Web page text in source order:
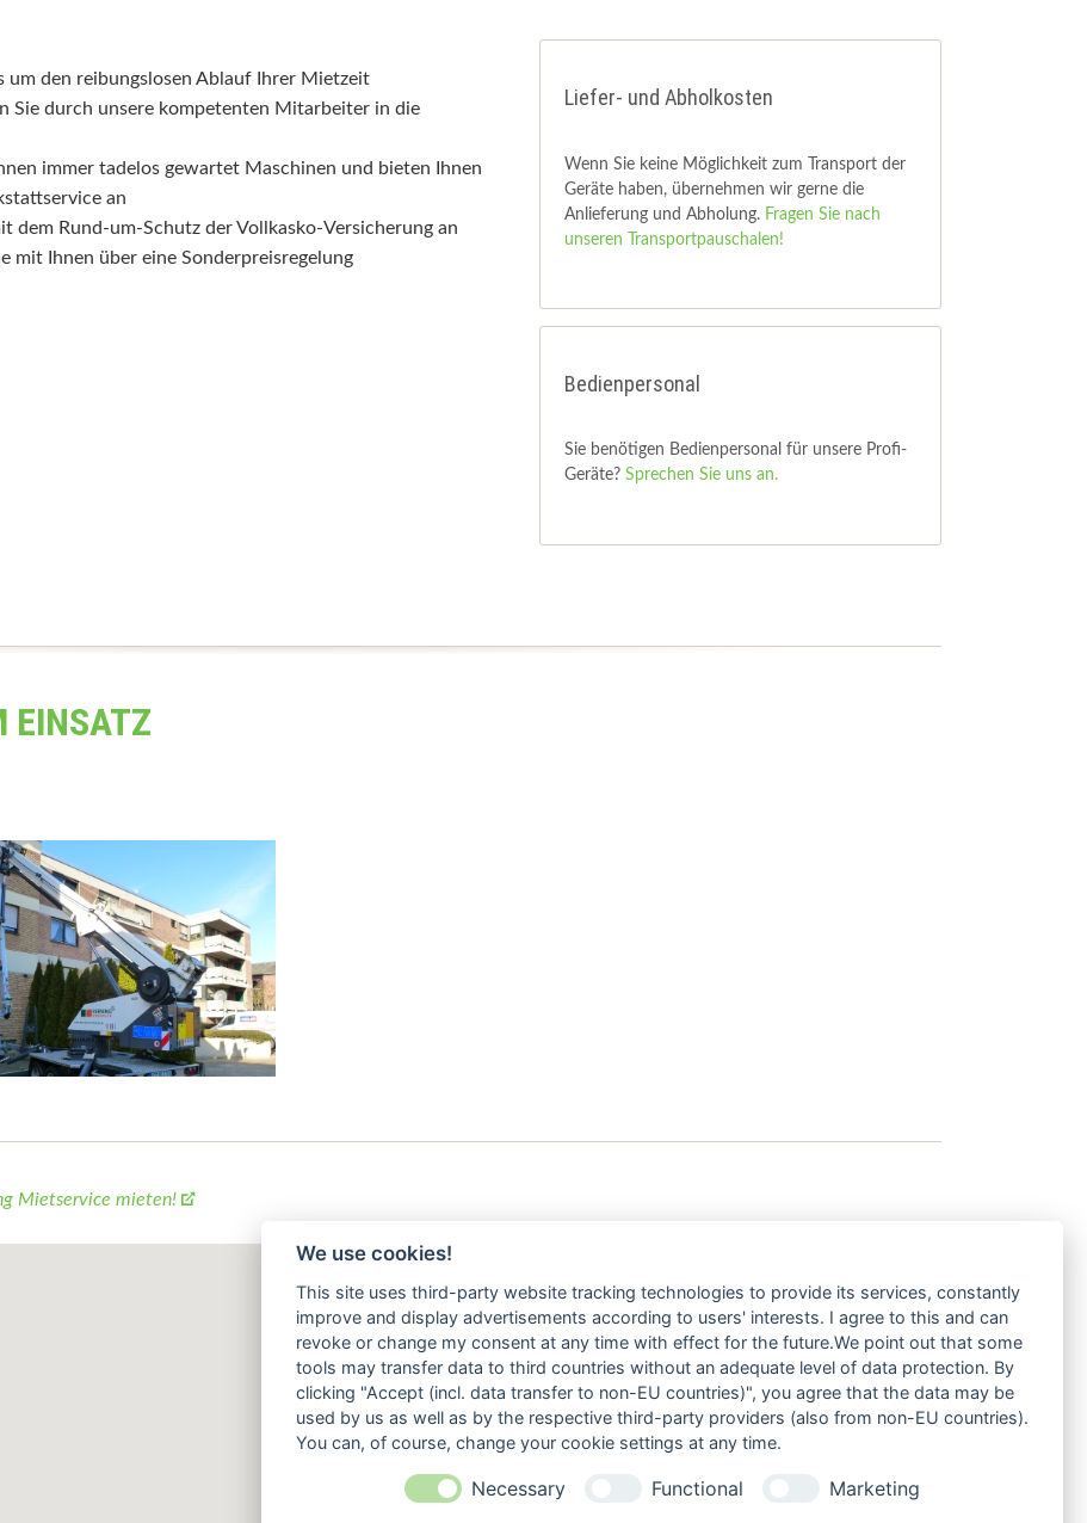
den reibungslosen Ablauf Ihrer Mietzeit
Sie durch unsere kompetenten Mitarbeiter in die
immer tadelos gewartet Maschinen und bieten Ihnen
an
dem Rund-um-Schutz der Vollkasko-Versicherung an
mit Ihnen über eine Sonderpreisregelung
Liefer- und Abholkosten
Wenn Sie keine Möglichkeit zum Transport der
Geräte haben, übernehmen wir gerne die
Anlieferung und Abholung. Fragen Sie nach
unseren Transportpauschalen!
Bedienpersonal
Sie benötigen Bedienpersonal für unsere Profi-
Geräte? Sprechen Sie uns an.
EINSATZ
Mietservice mieten!
We use cookies!
This site uses third-party website tracking technologies to provide its services, constantly
improve and display advertisements according to users' interests. I agree to this and can
revoke or change my consent at any time with effect for the future.We point out that some
tools may transfer data to third countries without an adequate level of data protection. By
clicking "Accept (incl. data transfer to non-EU countries)", you agree that the data may be
used by us as well as by the respective third-party providers (also from non-EU countries).
You can, of course, change your cookie settings at any time.
Necessary Functional Marketing